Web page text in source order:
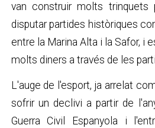
van construir molts trinquets
disputar partides històriques
entre la Marina Alta i la Safor, i
molts diners a través de les
L'auge de l'esport, ja arrelat
sofrir un declivi a partir de
Guerra Civil Espanyola i